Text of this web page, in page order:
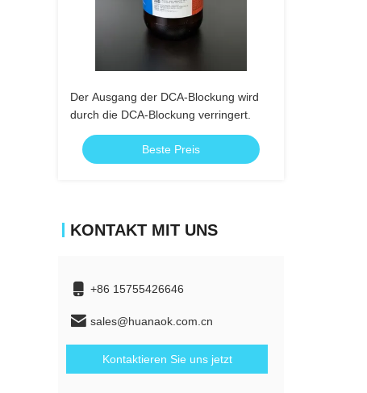
Der Ausgang der DCA-Blockung wird
durch die DCA-Blockung verringert.
Beste Preis
KONTAKT MIT UNS
+86 15755426646
sales@huanaok.com.cn
Kontaktieren Sie uns jetzt